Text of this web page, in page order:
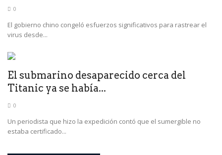
0
El gobierno chino congeló esfuerzos significativos para rastrear el
virus desde...
El submarino desaparecido cerca del
Titanic ya se había...
0
Un periodista que hizo la expedición contó que el sumergible no
estaba certificado...